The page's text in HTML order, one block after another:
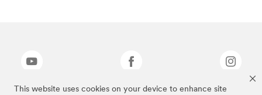
This website uses cookies on your device to enhance site